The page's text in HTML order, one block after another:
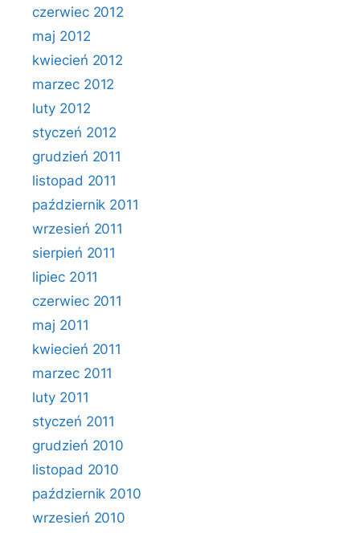
czerwiec 2012
maj 2012
kwiecień 2012
marzec 2012
luty 2012
styczeń 2012
grudzień 2011
listopad 2011
październik 2011
wrzesień 2011
sierpień 2011
lipiec 2011
czerwiec 2011
maj 2011
kwiecień 2011
marzec 2011
luty 2011
styczeń 2011
grudzień 2010
listopad 2010
październik 2010
wrzesień 2010